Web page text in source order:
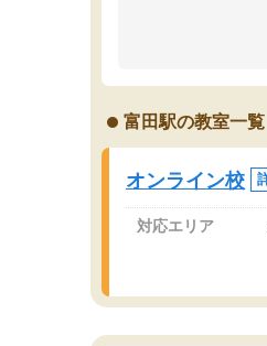
オンラインツール
り宿題もそちらで
2ヶ月で担当講師
講師変更の申し出
更だった為、塾に
遅れも取り戻せ、
富田駅の教室一覧
オンライン校
対応エリア